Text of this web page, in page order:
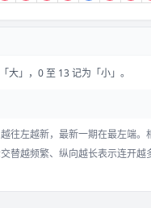
大」，0 至 13 记为「小」。
往左越新，最新一期在最左端
替越频繁、纵向越长表示连开